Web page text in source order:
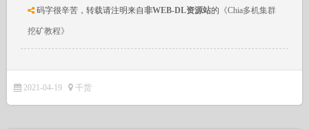
码字很辛苦，转载请注明来自非WEB-DL资源站的 《Chia多机集群
挖矿教程》
2021-04-19 干货